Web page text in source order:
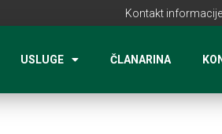
Kontakt
USLUGE ČLANARINA